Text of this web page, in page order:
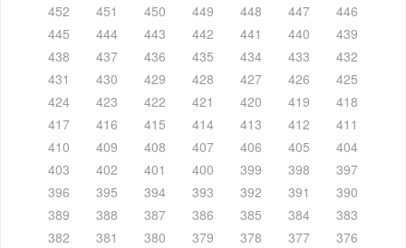
452
451 450 449 448 447
446
445
444 443 442 441 440
439
438
437 436 435 434 433
432
431
430 429 428 427 426
425
424
423 422 421 420 419
418
417
416 415 414 413 412
411
410
409 408 407 406 405
404
403
402 401 400 399 398
397
396
395 394 393 392 391
390
389
388 387 386 385 384
383
382
381 380 379 378 377
376